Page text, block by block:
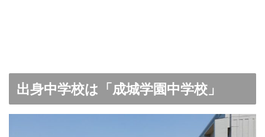
出身中学校は「成城学園中学校」